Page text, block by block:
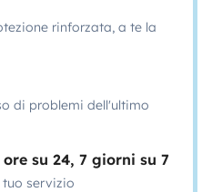
rinforzata, a te la
di problemi dell'ultimo
su 24, 7 giorni su 7
servizio